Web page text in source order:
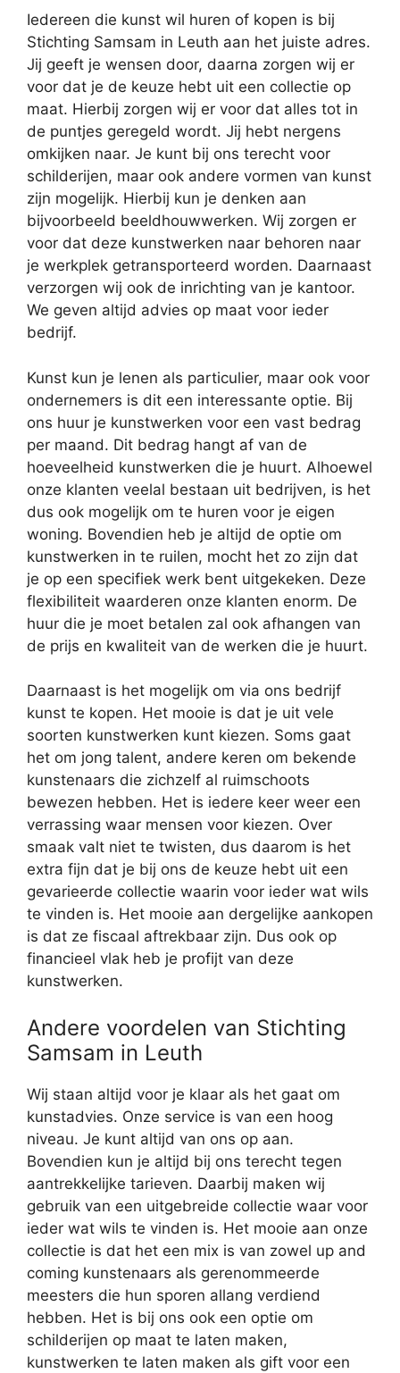
Iedereen die kunst wil huren of kopen is bij
Stichting Samsam in Leuth aan het juiste adres.
Jij geeft je wensen door, daarna zorgen wij er
voor dat je de keuze hebt uit een collectie op
maat. Hierbij zorgen wij er voor dat alles tot in
de puntjes geregeld wordt. Jij hebt nergens
omkijken naar. Je kunt bij ons terecht voor
schilderijen, maar ook andere vormen van kunst
zijn mogelijk. Hierbij kun je denken aan
bijvoorbeeld beeldhouwwerken. Wij zorgen er
voor dat deze kunstwerken naar behoren naar
je werkplek getransporteerd worden. Daarnaast
verzorgen wij ook de inrichting van je kantoor.
We geven altijd advies op maat voor ieder
bedrijf.
Kunst kun je lenen als particulier, maar ook voor
ondernemers is dit een interessante optie. Bij
ons huur je kunstwerken voor een vast bedrag
per maand. Dit bedrag hangt af van de
hoeveelheid kunstwerken die je huurt. Alhoewel
onze klanten veelal bestaan uit bedrijven, is het
dus ook mogelijk om te huren voor je eigen
woning. Bovendien heb je altijd de optie om
kunstwerken in te ruilen, mocht het zo zijn dat
je op een specifiek werk bent uitgekeken. Deze
flexibiliteit waarderen onze klanten enorm. De
huur die je moet betalen zal ook afhangen van
de prijs en kwaliteit van de werken die je huurt.
Daarnaast is het mogelijk om via ons bedrijf
kunst te kopen. Het mooie is dat je uit vele
soorten kunstwerken kunt kiezen. Soms gaat
het om jong talent, andere keren om bekende
kunstenaars die zichzelf al ruimschoots
bewezen hebben. Het is iedere keer weer een
verrassing waar mensen voor kiezen. Over
smaak valt niet te twisten, dus daarom is het
extra fijn dat je bij ons de keuze hebt uit een
gevarieerde collectie waarin voor ieder wat wils
te vinden is. Het mooie aan dergelijke aankopen
is dat ze fiscaal aftrekbaar zijn. Dus ook op
financieel vlak heb je profijt van deze
kunstwerken.
Andere voordelen van Stichting
Samsam in Leuth
Wij staan altijd voor je klaar als het gaat om
kunstadvies. Onze service is van een hoog
niveau. Je kunt altijd van ons op aan.
Bovendien kun je altijd bij ons terecht tegen
aantrekkelijke tarieven. Daarbij maken wij
gebruik van een uitgebreide collectie waar voor
ieder wat wils te vinden is. Het mooie aan onze
collectie is dat het een mix is van zowel up and
coming kunstenaars als gerenommeerde
meesters die hun sporen allang verdiend
hebben. Het is bij ons ook een optie om
schilderijen op maat te laten maken,
kunstwerken te laten maken als gift voor een